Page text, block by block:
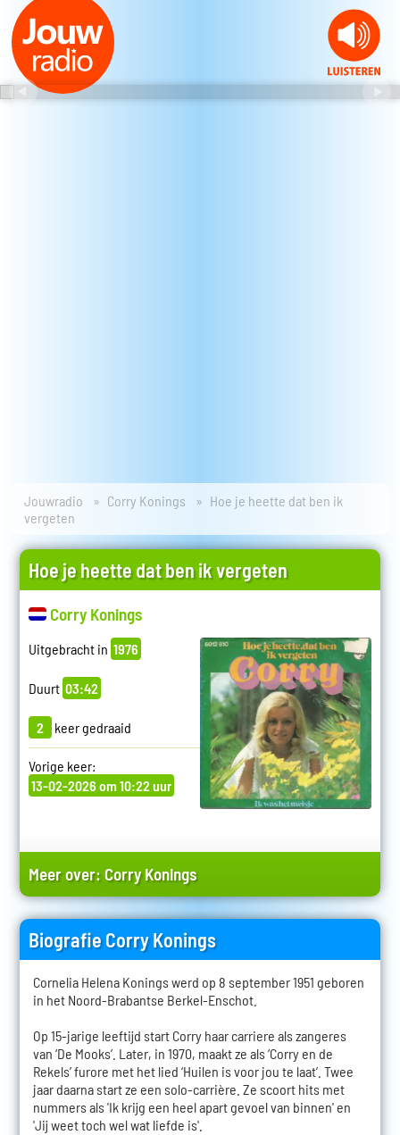
Jouwradio Corry Konings
Hoe je heette dat ben ik
vergeten
Hoe je heette dat ben ik vergeten
Corry Konings
Uitgebracht in 1976
Duurt 03:42
2 keer gedraaid
Vorige keer:
13-02-2026 om 10:22 uur
Meer over: Corry Konings
Biografie Corry Konings
Cornelia Helena Konings werd op 8 september 1951 geboren
in het Noord-Brabantse Berkel-Enschot.
Op 15-jarige leeftijd start Corry haar carriere als zangeres
van ‘De Mooks’. Later, in 1970, maakt ze als ‘Corry en de
Rekels’ furore met het lied ‘Huilen is voor jou te laat’. Twee
jaar daarna start ze een solo-carrière. Ze scoort hits met
nummers als 'Ik krijg een heel apart gevoel van binnen' en
'Jij weet toch wel wat liefde is'.